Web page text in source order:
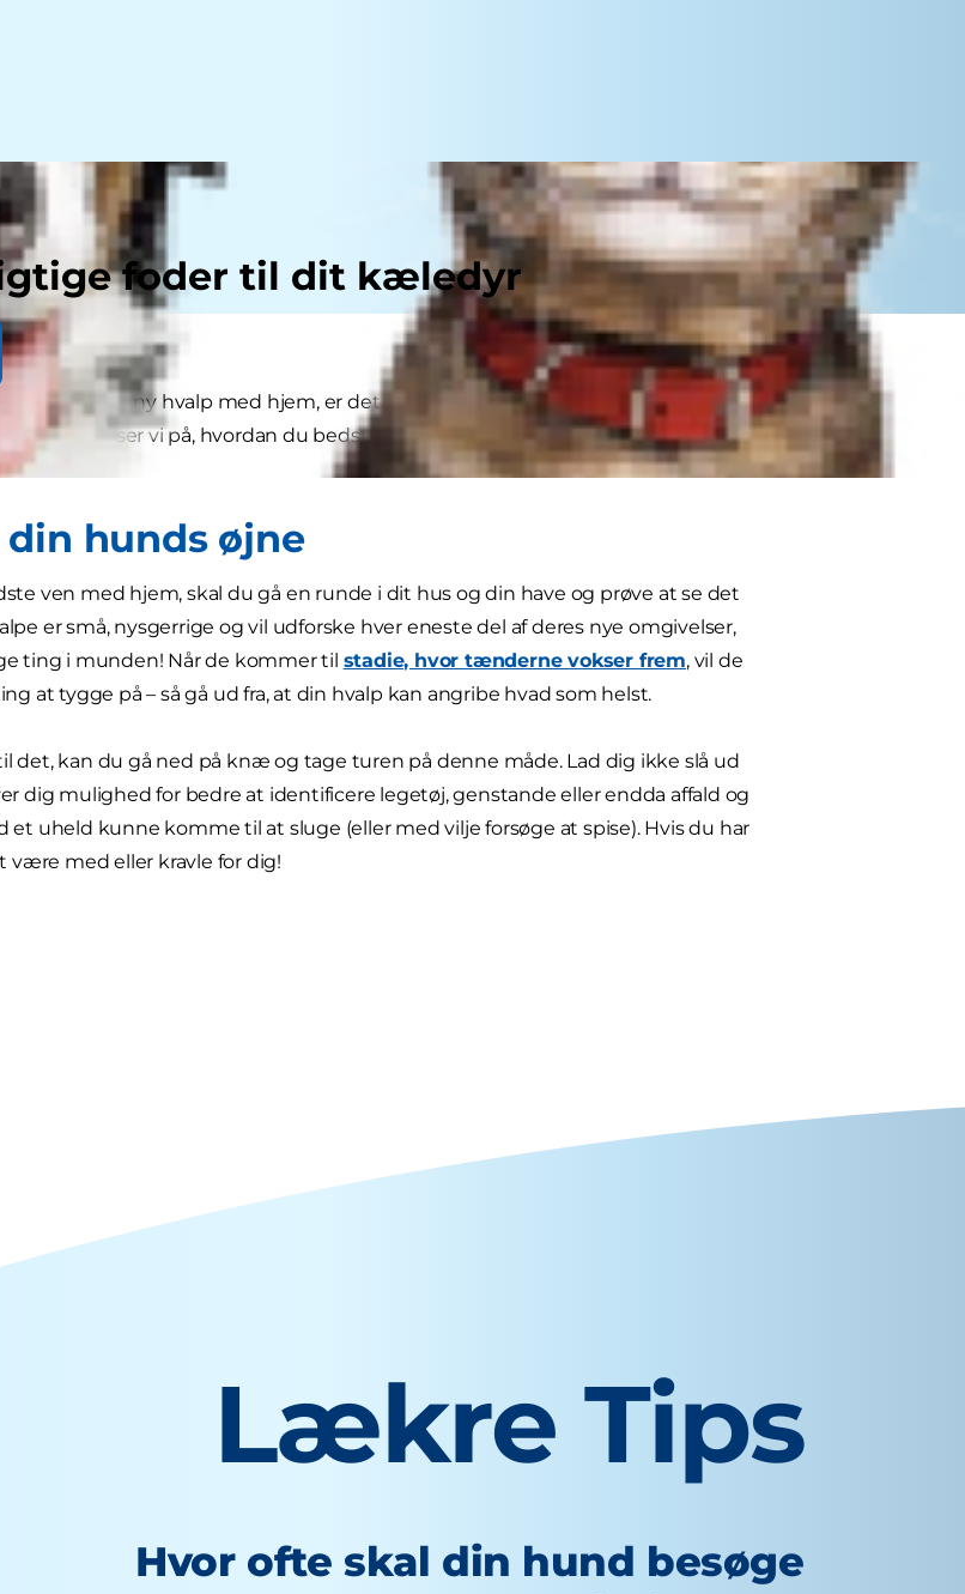
foder til dit kæledyr
for at tage en ny hvalp med hjem, er det vigtigt med en plan for hvalpesikring af
artikel ser vi på, hvordan du bedst kan forberede dig på at beskytte din
din hunds øjne
ven med hjem, skal du gå en runde i dit hus og din have og prøve at se det
er små, nysgerrige og vil udforske hver eneste del af deres nye omgivelser,
ting i munden! Når de kommer til stadie, hvor tænderne vokser frem, vil de
at tygge på – så gå ud fra, at din hvalp kan angribe hvad som helst.
det, kan du gå ned på knæ og tage turen på denne måde. Lad dig ikke slå ud
dig mulighed for bedre at identificere legetøj, genstande eller endda affald og
et uheld kunne komme til at sluge (eller med vilje forsøge at spise). Hvis du har
være med eller kravle for dig!
Lækre Tips
Hvor ofte skal din hund besøge